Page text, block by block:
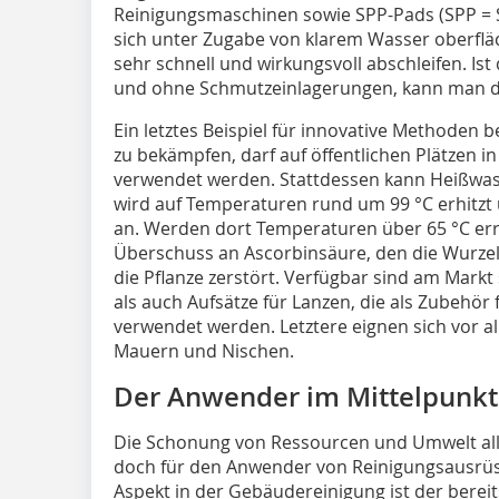
Reinigungsmaschinen sowie SPP-Pads (SPP
sich unter Zugabe von klarem Wasser
sehr schnell und wirkungsvoll abschleifen.
und ohne Schmutzeinlagerungen, kann man
Ein letztes Beispiel für innovative Methoden
zu bekämpfen, darf auf öffentlichen Plätzen
verwendet werden. Stattdessen kann
wird auf Temperaturen rund um 99 °C erhitzt
an. Werden dort Temperaturen über 65 °C
Überschuss an Ascorbinsäure, den die
die Pflanze zerstört. Verfügbar sind am
als auch Aufsätze für Lanzen, die als
verwendet werden. Letztere eignen sich vor
Mauern und Nischen.
Der Anwender im Mittelpunkt
Die Schonung von Ressourcen und Umwelt
doch für den Anwender von
Aspekt in der Gebäudereinigung ist der